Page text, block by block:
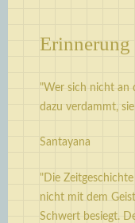
Erinnerung
"Wer sich nicht an
dazu verdammt,
Santayana
"Die
nicht mit dem
Schwert besiegt.